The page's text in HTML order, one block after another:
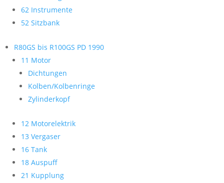
62 Instrumente
52 Sitzbank
R80GS bis R100GS PD 1990
11 Motor
Dichtungen
Kolben/Kolbenringe
Zylinderkopf
12 Motorelektrik
13 Vergaser
16 Tank
18 Auspuff
21 Kupplung